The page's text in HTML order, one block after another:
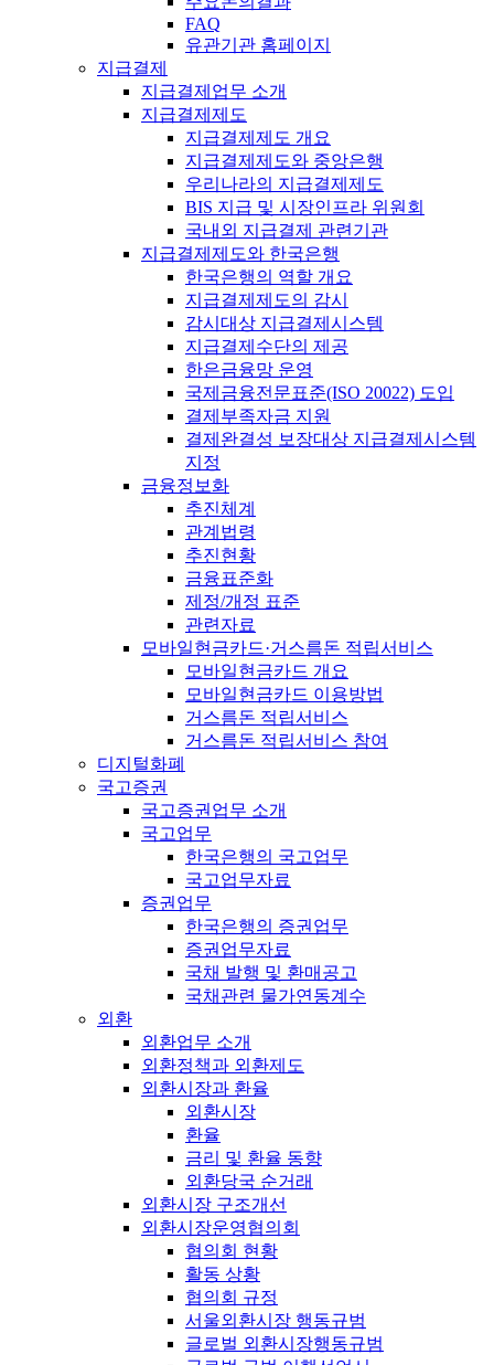
FAQ
유관기관 홈페이지
지급결제
지급결제업무 소개
지급결제제도
지급결제제도 개요
지급결제제도와 중앙은행
우리나라의 지급결제제도
BIS 지급 및 시장인프라 위원회
국내외 지급결제 관련기관
지급결제제도와 한국은행
한국은행의 역할 개요
지급결제제도의 감시
감시대상 지급결제시스템
지급결제수단의 제공
한은금융망 운영
국제금융전문표준(ISO 20022) 도입
결제부족자금 지원
결제완결성 보장대상 지급결제시스템
지정
금융정보화
추진체계
관계법령
추진현황
금융표준화
제정/개정 표준
관련자료
모바일현금카드·거스름돈 적립서비스
모바일현금카드 개요
모바일현금카드 이용방법
거스름돈 적립서비스
거스름돈 적립서비스 참여
디지털화폐
국고증권
국고증권업무 소개
국고업무
한국은행의 국고업무
국고업무자료
증권업무
한국은행의 증권업무
증권업무자료
국채 발행 및 환매공고
국채관련 물가연동계수
외환
외환업무 소개
외환정책과 외환제도
외환시장과 환율
외환시장
환율
금리 및 환율 동향
외환당국 순거래
외환시장 구조개선
외환시장운영협의회
협의회 현황
활동 상황
협의회 규정
서울외환시장 행동규범
글로벌 외환시장행동규범